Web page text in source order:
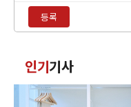
력
등록
글
인기기사